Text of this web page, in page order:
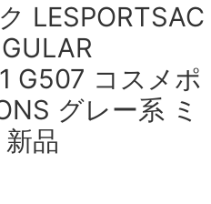
LESPORTSAC
G507 コスメポ
グレー系 ミ
品